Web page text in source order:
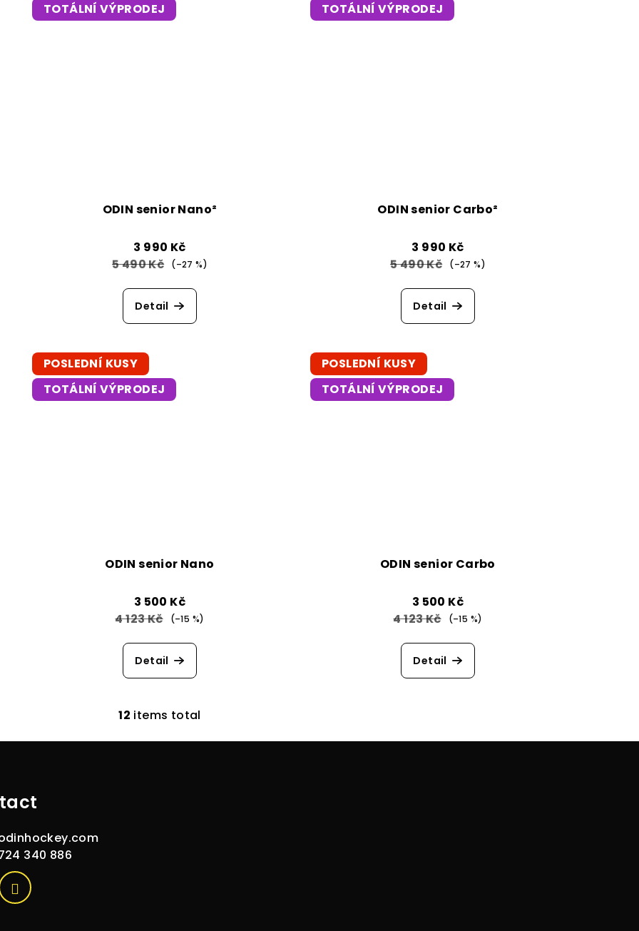
TOTÁLNÍ VÝPRODEJ
ODIN senior Nano²
3 990 Kč
5 490 Kč
(–27 %)
Detail
TOTÁLNÍ VÝPRODEJ
ODIN senior Carbo²
3 990 Kč
5 490 Kč
(–27 %)
Detail
POSLEDNÍ KUSY
TOTÁLNÍ VÝPRODEJ
ODIN senior Nano
3 500 Kč
4 123 Kč
(–15 %)
Detail
POSLEDNÍ KUSY
TOTÁLNÍ VÝPRODEJ
ODIN senior Carbo
3 500 Kč
4 123 Kč
(–15 %)
Detail
L
i
12 items total
340 886